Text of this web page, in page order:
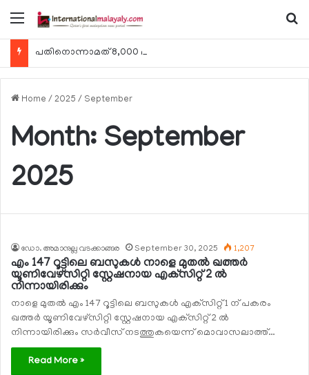
Menu
Home / 2025 / September
Month: September
2025
ഡോ. അമാനുല്ല വടക്കാങ്ങര September 30, 2025 1,207
എം 147 റൂട്ടിലെ ബസുകള്‍ നാളെ മുതല്‍ ഖത്തര്‍
യൂണിവേഴ്‌സിറ്റി സ്റ്റേഷനായ എക്‌സിറ്റ് 2 ല്‍
നിന്നായിരിക്കും
നാളെ മുതല്‍ എം 147 റൂട്ടിലെ ബസുകള്‍ എക്‌സിറ്റ് 1 ന് പകരം
ഖത്തര്‍ യൂണിവേഴ്‌സിറ്റി സ്റ്റേഷനായ എക്‌സിറ്റ് 2 ല്‍
നിന്നായിരിക്കും സര്‍വീസ് നടത്തുകയെന്ന് മൊവാസലാത്ത്…
Read More »